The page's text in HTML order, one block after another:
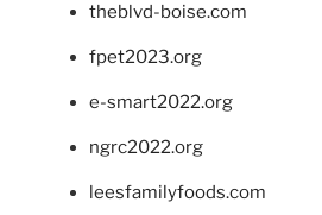
theblvd-boise.com
fpet2023.org
e-smart2022.org
ngrc2022.org
leesfamilyfoods.com